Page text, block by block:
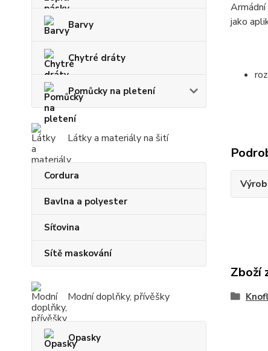
Barvy
Chytré dráty
Pomůcky na pletení
Látky a materiály na šití
Cordura
Bavlna a polyester
Síťovina
Sítě maskování
Modní doplňky, přívěšky
Opasky
jako
Zboží